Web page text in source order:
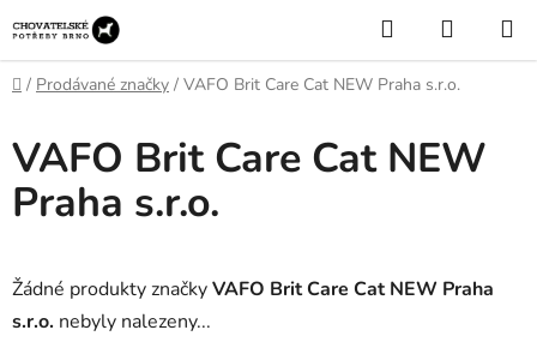
na
obsah
Hledat
KOŠÍK
Domů
/ Prodávané značky / VAFO Brit Care Cat NEW Praha s.r.o.
VAFO Brit Care Cat NEW
Praha s.r.o.
Žádné produkty značkyVAFO Brit Care Cat NEW Praha
s.r.o. nebyly nalezeny...